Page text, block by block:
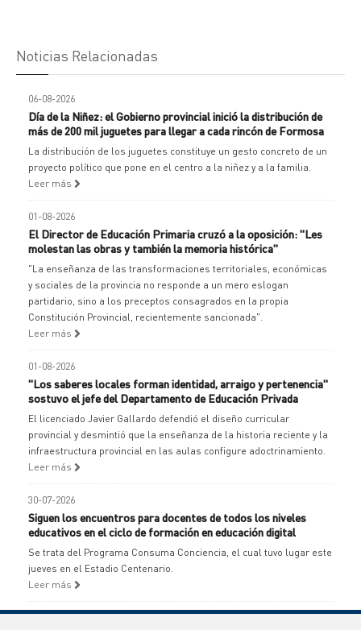
Noticias Relacionadas
06-08-2026
Día de la Niñez: el Gobierno provincial inició la distribución de
más de 200 mil juguetes para llegar a cada rincón de Formosa
La distribución de los juguetes constituye un gesto concreto de un
proyecto político que pone en el centro a la niñez y a la familia.
Leer más
01-08-2026
El Director de Educación Primaria cruzó a la oposición: "Les
molestan las obras y también la memoria histórica"
"La enseñanza de las transformaciones territoriales, económicas
y sociales de la provincia no responde a un mero eslogan
partidario, sino a los preceptos consagrados en la propia
Constitución Provincial, recientemente sancionada".
Leer más
01-08-2026
"Los saberes locales forman identidad, arraigo y pertenencia"
sostuvo el jefe del Departamento de Educación Privada
El licenciado Javier Gallardo defendió el diseño curricular
provincial y desmintió que la enseñanza de la historia reciente y la
infraestructura provincial en las aulas configure adoctrinamiento.
Leer más
30-07-2026
Siguen los encuentros para docentes de todos los niveles
educativos en el ciclo de formación en educación digital
Se trata del Programa Consuma Conciencia, el cual tuvo lugar este
jueves en el Estadio Centenario.
Leer más